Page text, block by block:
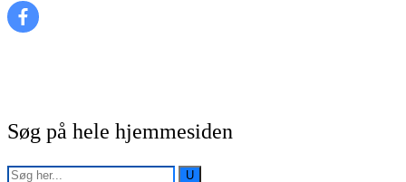
Søg på hele hjemmesiden